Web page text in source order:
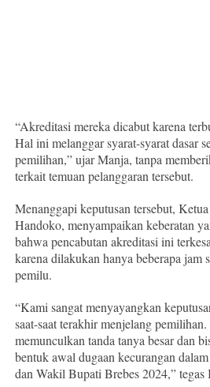
“Akreditasi mereka dicabut karena
Hal ini melanggar syarat-syarat dasar
pemilihan,” ujar Manja, tanpa
terkait temuan pelanggaran tersebut.
Menanggapi keputusan tersebut,
Handoko, menyampaikan keberatan
bahwa pencabutan akreditasi ini
karena dilakukan hanya beberapa jam
pemilu.
“Kami sangat menyayangkan
saat-saat terakhir menjelang
memunculkan tanda tanya besar dan
bentuk awal dugaan kecurangan
dan Wakil Bupati Brebes 2024,”